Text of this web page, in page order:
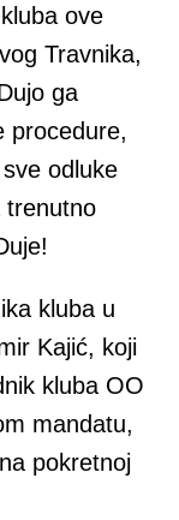
ove
Travnika,
ga
procedure,
odluke
trenutno
kluba u
Kajić, koji
kluba OO
mandatu,
pokretnoj